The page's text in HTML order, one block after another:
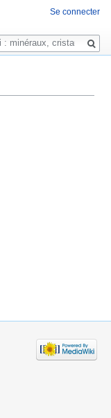
Se connecter